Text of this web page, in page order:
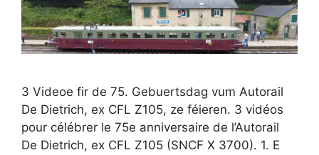
3 Videoe fir de 75. Gebuertsdag vum Autorail
De Dietrich, ex CFL Z105, ze féieren. 3 vidéos
pour célébrer le 75e anniversaire de l’Autorail
De Dietrich, ex CFL Z105 (SNCF X 3700). 1. E